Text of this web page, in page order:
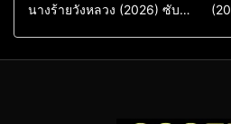
Sci-Fi & Fantasy
นางร้ายวังหลวง (2026) ซับ
ซี